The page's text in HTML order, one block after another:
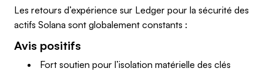
Les retours d’expérience sur Ledger pour la sécurité des
actifs Solana sont globalement constants :
Avis positifs
Fort soutien pour l’isolation matérielle des clés